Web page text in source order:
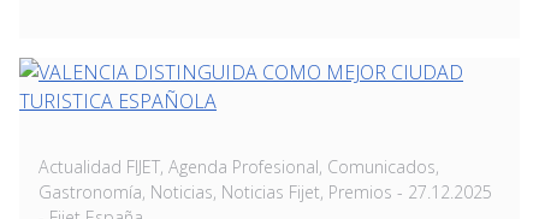
Actualidad FIJET, Agenda Profesional, Comunicados,
Gastronomía, Noticias, Noticias Fijet, Premios - Posted
27.12.2025